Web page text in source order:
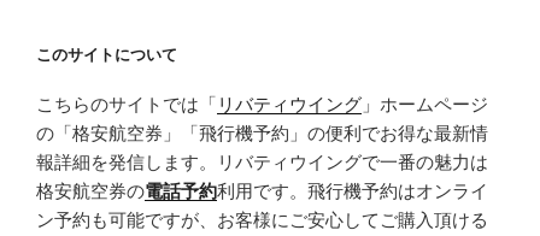
このサイトについて
こちらのサイトでは「 リバティウイング 」ホームページ
の「格安航空券」「飛行機予約」の便利でお得な最新情
報詳細を発信します。リバティウイングで一番の魅力は
格安航空券の電話予約利用です。飛行機予約はオンライ
ン予約も可能ですが、お客様にご安心してご購入頂ける